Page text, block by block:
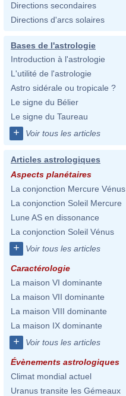
Directions secondaires
Directions d'arcs solaires
Bases de l'astrologie
Introduction à l'astrologie
L'utilité de l'astrologie
Astro sidérale ou tropicale ?
Le signe du Bélier
Le signe du Taureau
+ Voir tous les articles
Articles astrologiques
Aspects planétaires
La conjonction Mercure Vénus
La conjonction Soleil Mercure
Lune AS en dissonance
La conjonction Soleil Vénus
+ Voir tous les articles
Caractérologie
La maison VI dominante
La maison VII dominante
La maison VIII dominante
La maison IX dominante
+ Voir tous les articles
Évènements astrologiques
Climat mondial actuel
Uranus transite les Gémeaux